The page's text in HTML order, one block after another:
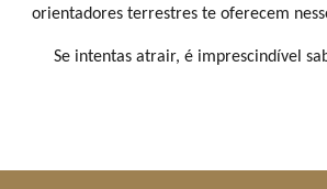
orientadores terrestres te oferecem
Se intentas atrair, é imprescindível